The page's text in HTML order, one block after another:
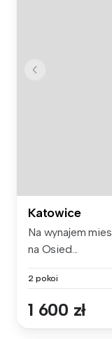
Katowice
Na wynajem
na Osied...
2 pokoi
1 600 zł